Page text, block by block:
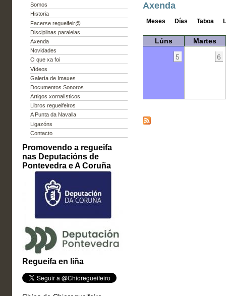
Somos
Historia
Facerse regueifeir@
Disciplinas paralelas
Axenda
Novidades
O que xa foi
Vídeos
Galería de Imaxes
Documentos Sonoros
Artigos xornalísticos
Libros regueifeiros
A Punta da Navalla
Ligazóns
Contacto
Promovendo a regueifa
nas Deputacións de
Pontevedra e A Coruña
Regueifa en liña
Axenda
Meses Días Taboa
Lúns
Martes
5
6